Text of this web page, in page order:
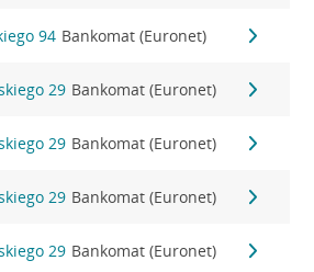
94 Bankomat (Euronet)
29 Bankomat (Euronet)
29 Bankomat (Euronet)
29 Bankomat (Euronet)
29 Bankomat (Euronet)